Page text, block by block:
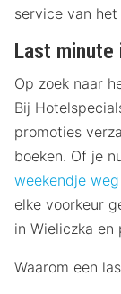
service van
Last minute
Op zoek naar
Bij
promoties
boeken. Of je
weekendje weg
elke voorkeur
in Wieliczka
Waarom een